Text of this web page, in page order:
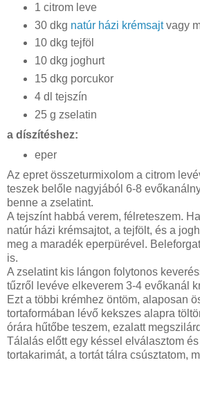
1 citrom leve
30 dkg natúr házi krémsajtvagy
10 dkg tejföl
10 dkg joghurt
15 dkg porcukor
4 dl tejszín
25 g zselatin
a díszítéshez:
eper
Az epret összeturmixolom a citrom
teszek belőle nagyjából 6-8
benne a zselatint.
A tejszínt habbá verem, félreteszem.
natúr házi krémsajtot, a tejfölt, és a
meg a maradék eperpürével.
is.
A zselatint kis lángon folytonos
tűzről levéve elkeverem 3-4 evőkanál
Ezt a többi krémhez öntöm, alaposan
tortaformában lévő kekszes alapra
órára hűtőbe teszem, ezalatt
Tálalás előtt egy késsel elválasztom
tortakarimát, a tortát tálra csúsztatom,